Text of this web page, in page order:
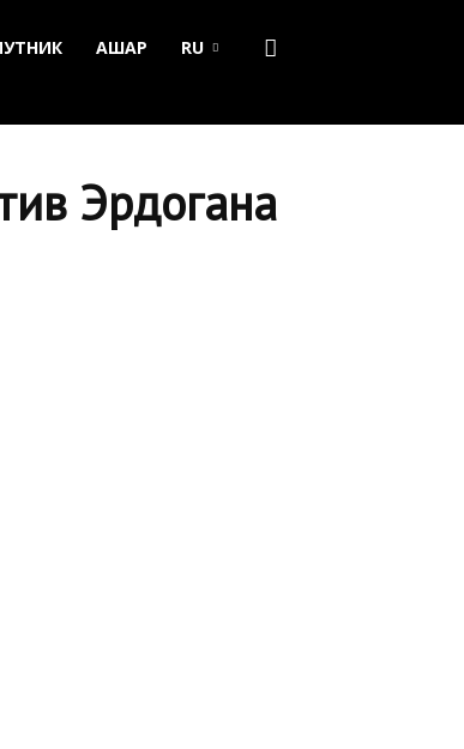
АШАР RU
Эрдогана